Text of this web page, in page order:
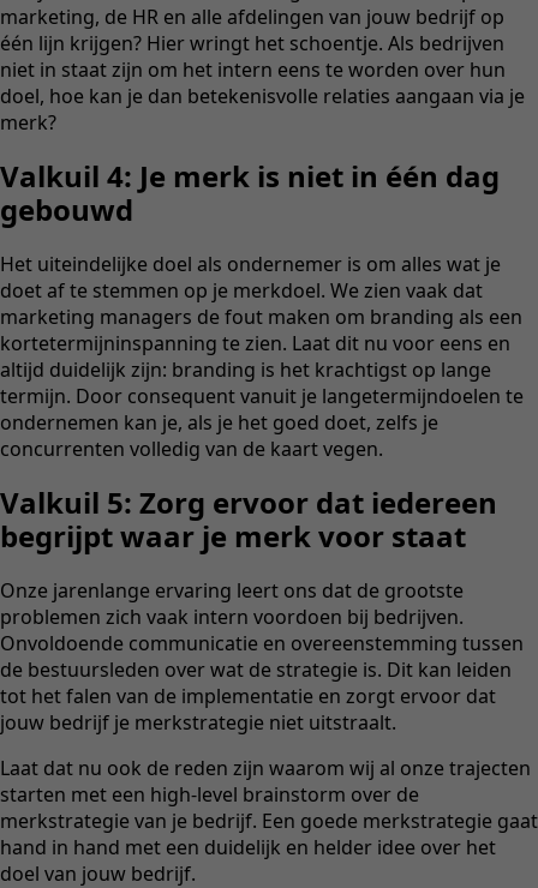
marketing, de HR en alle afdelingen van jouw bedrijf op
één lijn krijgen? Hier wringt het schoentje. Als bedrijven
niet in staat zijn om het intern eens te worden over hun
doel, hoe kan je dan betekenisvolle relaties aangaan via je
merk?
Valkuil 4: Je merk is niet in één dag
gebouwd
Het uiteindelijke doel als ondernemer is om alles wat je
doet af te stemmen op je merkdoel. We zien vaak dat
marketing managers de fout maken om branding als een
kortetermijninspanning te zien. Laat dit nu voor eens en
altijd duidelijk zijn: branding is het krachtigst op lange
termijn. Door consequent vanuit je langetermijndoelen te
ondernemen kan je, als je het goed doet, zelfs je
concurrenten volledig van de kaart vegen.
Valkuil 5: Zorg ervoor dat iedereen
begrijpt waar je merk voor staat
Onze jarenlange ervaring leert ons dat de grootste
problemen zich vaak intern voordoen bij bedrijven.
Onvoldoende communicatie en overeenstemming tussen
de bestuursleden over wat de strategie is. Dit kan leiden
tot het falen van de implementatie en zorgt ervoor dat
jouw bedrijf je merkstrategie niet uitstraalt.
Laat dat nu ook de reden zijn waarom wij al onze trajecten
starten met een high-level brainstorm over de
merkstrategie van je bedrijf. Een goede merkstrategie gaat
hand in hand met een duidelijk en helder idee over het
doel van jouw bedrijf.